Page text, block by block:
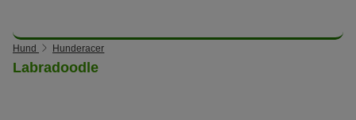
Hund Hunderacer
Labradoodle